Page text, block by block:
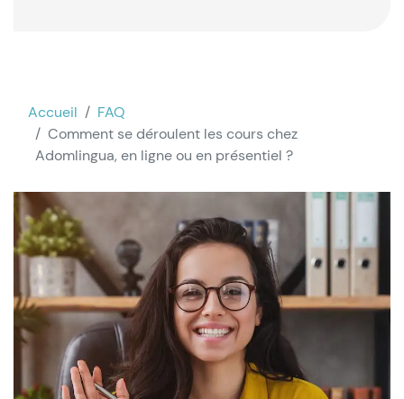
Accueil
FAQ
Comment se déroulent les cours chez
Adomlingua, en ligne ou en présentiel ?